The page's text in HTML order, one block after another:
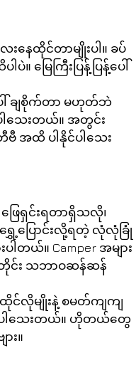
နေထိုင်တာမျိုးပါ။ ခပ်
ြေကြီးပြန့်ပြန့်ပေါ်
ေါ် ချစိုက်တာ မဟုတ်ဘဲ
ါသေးတယ်။ အတွင်း
အထိ ပါနိုင်ပါသေး
ြေရှင်းရတာရှိသလို၊
ေ့ပြောင်းလို့ရတဲ့ လုံလုံခြုံ
တယ်။ Camper အများ
တိုင်း သဘာဝဆန်ဆန်
ထိုင်လိုမျိုးနဲ့ စမတ်ကျကျ
နိုင်ပါသေးတယ်။ ဟိုတယ်တွေ
း။